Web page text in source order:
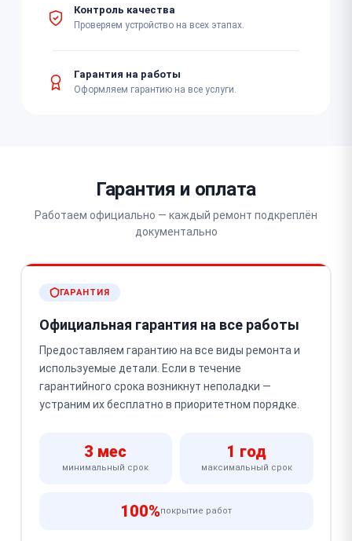
Контроль качества
Проверяем устройство на всех этапах.
Гарантия на работы
Оформляем гарантию на все услуги.
Гарантия и оплата
Работаем официально — каждый ремонт подкреплён
документально
ГАРАНТИЯ
Официальная гарантия на все работы
Предоставляем гарантию на все виды ремонта и
используемые детали. Если в течение
гарантийного срока возникнут неполадки —
устраним их бесплатно в приоритетном порядке.
3 мес
минимальный срок
1 год
максимальный срок
100%покрытие работ